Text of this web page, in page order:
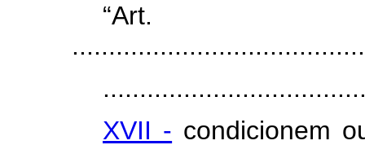
XVII - condicionem